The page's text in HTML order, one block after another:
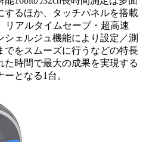
するほか、タッチパネルを搭載
リアルタイムセーブ・超高速
シェルジュ機能により設定／測
でをスムーズに行うなどの特長
た時間で最大の成果を実現する
となる1台。